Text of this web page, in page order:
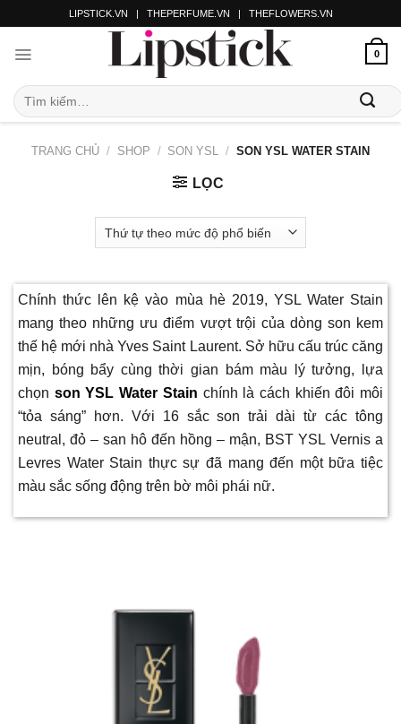
LIPSTICK.VN | THEPERFUME.VN | THEFLOWERS.VN
0
TRANG CHỦ / SHOP / SON YSL / SON YSL WATER STAIN
LỌC
Chính thức lên kệ vào mùa hè 2019, YSL Water Stain
mang theo những ưu điểm vượt trội của dòng son kem
thế hệ mới nhà Yves Saint Laurent. Sở hữu cấu trúc căng
mịn, bóng bẩy cùng thời gian bám màu lý tưởng, lựa
chọn son YSL Water Stain chính là cách khiến đôi môi
“tỏa sáng” hơn. Với 16 sắc son trải dài từ các tông
neutral, đỏ – san hô đến hồng – mận, BST YSL Vernis a
Levres Water Stain thực sự đã mang đến một bữa tiệc
màu sắc sống động trên bờ môi phái nữ.